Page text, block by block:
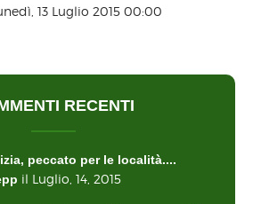
13 Luglio 2015 00:00
RECENTI
peccato per le località....
il Luglio, 14, 2015